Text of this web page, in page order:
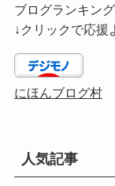
ブログランキング
↓クリックで応援
にほんブログ村
人気記事